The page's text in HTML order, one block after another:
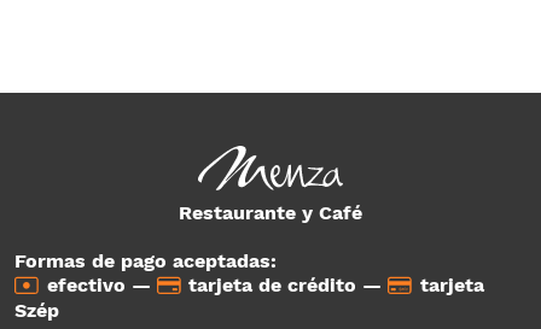
Restaurante y Café
Formas de pago aceptadas:
efectivo —
tarjeta de crédito —
tarjeta
Szép